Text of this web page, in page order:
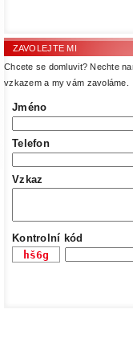
ZAVOLEJTE MI
Chcete se domluvit? Nechte
vzkazem a my vám zavoláme.
Jméno
Telefon
Vzkaz
Kontrolní kód